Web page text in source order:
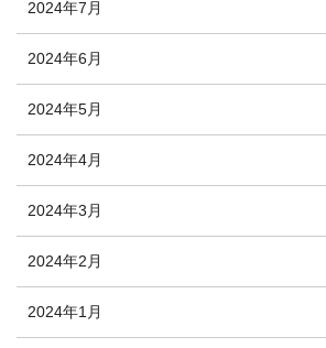
2024年7月
2024年6月
2024年5月
2024年4月
2024年3月
2024年2月
2024年1月